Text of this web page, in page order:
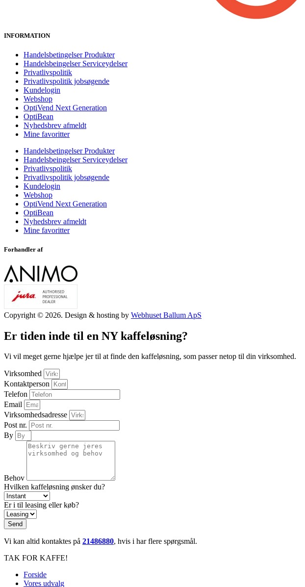
INFORMATION
Handelsbetingelser Produkter
Handelsbeingelser Serviceydelser
Privatlivspolitik
Privatlivspolitik jobsøgende
Kundelogin
Webshop
OptiVend Next Generation
OptiBean
Nyhedsbrev afmeldt
Mine favoritter
Handelsbetingelser Produkter
Handelsbeingelser Serviceydelser
Privatlivspolitik
Privatlivspolitik jobsøgende
Kundelogin
Webshop
OptiVend Next Generation
OptiBean
Nyhedsbrev afmeldt
Mine favoritter
Forhandler af
Copyright © 2026. Design & hosting by Webhuset Ballum ApS
Er tiden inde til en NY kaffeløsning?
Vi vil meget gerne hjælpe jer til at finde den kaffeløsning, som passer netop til din virksomhed.
Virksomhed
Kontaktperson
Telefon
Email
Virksomhedsadresse
Post nr.
By
Behov
Hvilken kaffeløsning ønsker du?
Er i til leasing eller køb?
Send
Vi kan altid kontaktes på 21486880, hvis i har flere spørgsmål.
TAK FOR KAFFE!
Forside
Vores udvalg